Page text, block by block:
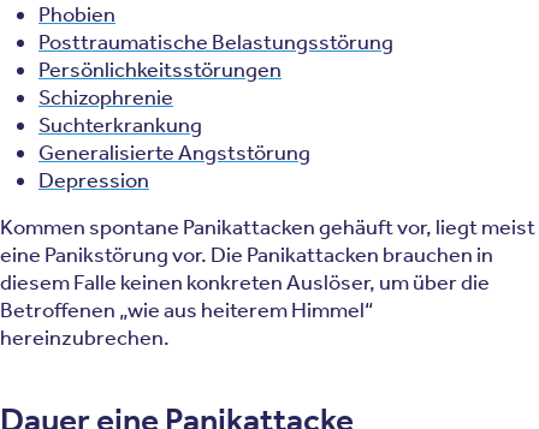
Phobien
Posttraumatische Belastungsstörung
Persönlichkeitsstörungen
Schizophrenie
Suchterkrankung
Generalisierte Angststörung
Depression
Kommen spontane Panikattacken gehäuft vor, liegt meist
eine Panikstörung vor. Die Panikattacken brauchen in
diesem Falle keinen konkreten Auslöser, um über die
Betroffenen „wie aus heiterem Himmel“
hereinzubrechen.
Dauer eine Panikattacke